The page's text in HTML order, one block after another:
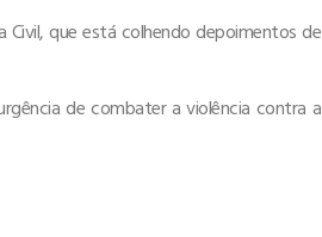
que está colhendo depoimentos de
de combater a violência contra a